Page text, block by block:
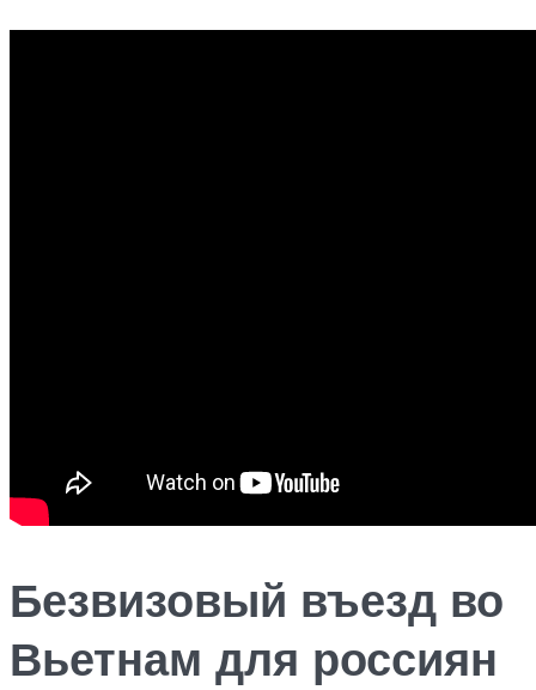
Безвизовый въезд во
Вьетнам для россиян